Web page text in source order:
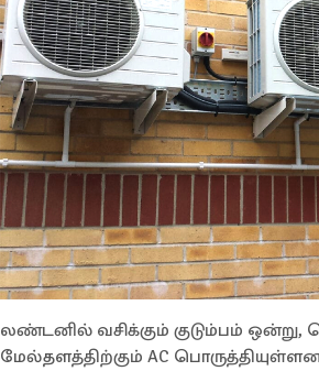
லண்டனில் வசிக்கும் குடும்பம்
மேல்தளத்திற்கும் AC